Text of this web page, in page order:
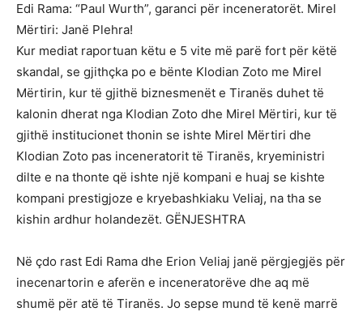
Edi Rama: “Paul Wurth”, garanci për inceneratorët. Mirel
Mërtiri: Janë Plehra!
Kur mediat raportuan këtu e 5 vite më parë fort për këtë
skandal, se gjithçka po e bënte Klodian Zoto me Mirel
Mërtirin, kur të gjithë biznesmenët e Tiranës duhet të
kalonin dherat nga Klodian Zoto dhe Mirel Mërtiri, kur të
gjithë institucionet thonin se ishte Mirel Mërtiri dhe
Klodian Zoto pas inceneratorit të Tiranës, kryeministri
dilte e na thonte që ishte një kompani e huaj se kishte
kompani prestigjoze e kryebashkiaku Veliaj, na tha se
kishin ardhur holandezët. GËNJESHTRA
Në çdo rast Edi Rama dhe Erion Veliaj janë përgjegjës për
inecenartorin e aferën e inceneratorëve dhe aq më
shumë për atë të Tiranës. Jo sepse mund të kenë marrë